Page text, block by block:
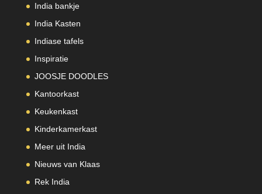
India bankje
India Kasten
Indiase tafels
Inspiratie
JOOSJE DOODLES
Kantoorkast
Keukenkast
Kinderkamerkast
Meer uit India
Nieuws van Klaas
Rek India